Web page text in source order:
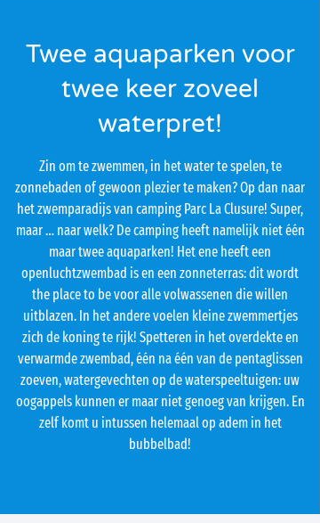
Twee aquaparken voor
twee keer zoveel
waterpret!
Zin om te zwemmen, in het water te spelen, te
zonnebaden of gewoon plezier te maken? Op dan naar
het zwemparadijs van camping Parc La Clusure! Super,
maar … naar welk? De camping heeft namelijk niet één
maar twee aquaparken! Het ene heeft een
openluchtzwembad is en een zonneterras: dit wordt
the place to be voor alle volwassenen die willen
uitblazen. In het andere voelen kleine zwemmertjes
zich de koning te rijk! Spetteren in het overdekte en
verwarmde zwembad, één na één van de pentaglissen
zoeven, watergevechten op de waterspeeltuigen: uw
oogappels kunnen er maar niet genoeg van krijgen. En
zelf komt u intussen helemaal op adem in het
bubbelbad!